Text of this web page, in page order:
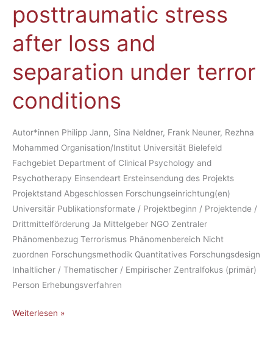
posttraumatic stress
after loss and
separation under terror
conditions
Autor*innen Philipp Jann, Sina Neldner, Frank Neuner, Rezhna
Mohammed Organisation/Institut Universität Bielefeld
Fachgebiet Department of Clinical Psychology and
Psychotherapy Einsendeart Ersteinsendung des Projekts
Projektstand Abgeschlossen Forschungseinrichtung(en)
Universitär Publikationsformate / Projektbeginn / Projektende /
Drittmittelförderung Ja Mittelgeber NGO Zentraler
Phänomenbezug Terrorismus Phänomenbereich Nicht
zuordnen Forschungsmethodik Quantitatives Forschungsdesign
Inhaltlicher / Thematischer / Empirischer Zentralfokus (primär)
Person Erhebungsverfahren
and
posttraumatic
stress
after
loss
separation
terror
conditions
Weiterlesen »